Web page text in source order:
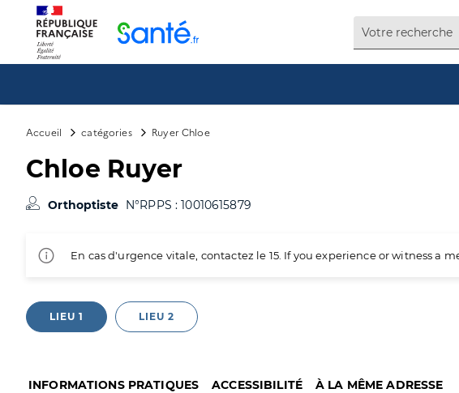
Accueil catégories Ruyer Chloe
Chloe Ruyer
Orthoptiste N°RPPS : 10010615879
En cas d'urgence vitale, contactez le 15. If you experience or witness
LIEU 1 LIEU 2
INFORMATIONS PRATIQUES ACCESSIBILITÉ À LA MÊME ADRESSE
Panneau de gestion des cookies